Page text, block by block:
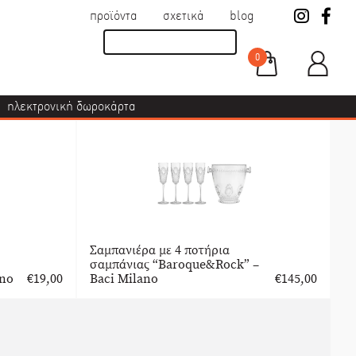
προϊόντα σχετικά blog
0
ηλεκτρονική δωροκάρτα
€19,00
Σαμπανιέρα με 4 ποτήρια
σαμπάνιας “Baroque&Rock” –
Baci Milano
€145,00